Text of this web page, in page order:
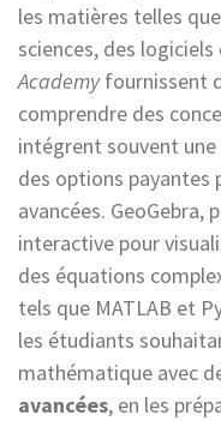
les matières telles
sciences, des
Academyfournissent
comprendre des
intégrent souvent
des options
avancées. GeoGebra,
interactive pour
des équations
tels que MATLAB et
les étudiants
mathématique avec
avancées, en les